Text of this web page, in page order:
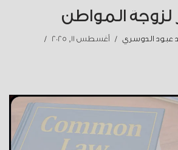
لزوجة المواطن
عبود الدوسري
أغسطس 11, 2025